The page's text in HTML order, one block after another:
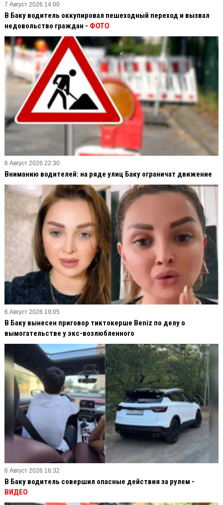
7 Август 2026 14:00
В Баку водитель оккупировал пешеходный переход и вызвал
недовольство граждан - ФОТО
6 Август 2026 22:30
Вниманию водителей: на ряде улиц Баку ограничат движение
6 Август 2026 19:05
В Баку вынесен приговор тиктокерше Beniz по делу о
вымогательстве у экс-возлюбленного
6 Август 2026 16:32
В Баку водитель совершил опасные действия за рулем -
ВИДЕО